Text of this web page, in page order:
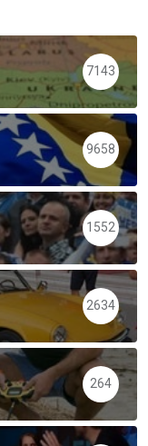
7143
9658
1552
2634
264